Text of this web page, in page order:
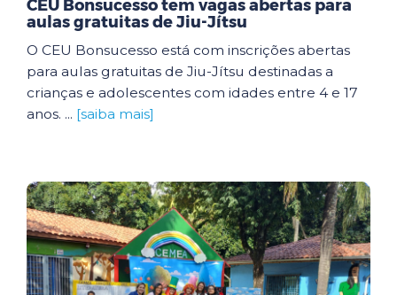
CEU Bonsucesso tem vagas abertas para
aulas gratuitas de Jiu-Jítsu
O CEU Bonsucesso está com inscrições abertas
para aulas gratuitas de Jiu-Jítsu destinadas a
crianças e adolescentes com idades entre 4 e 17
anos. ... [saiba mais]